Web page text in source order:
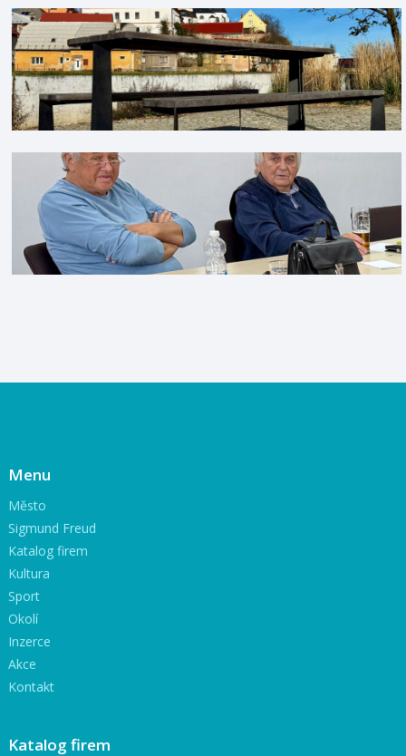
Menu
Město
Sigmund Freud
Katalog firem
Kultura
Sport
Okolí
Inzerce
Akce
Kontakt
Katalog firem